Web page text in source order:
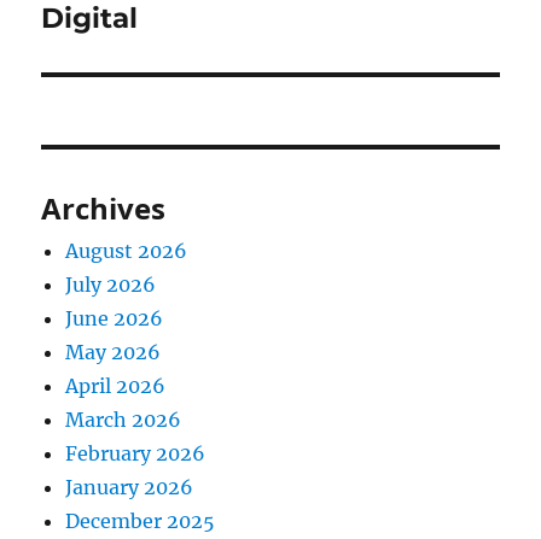
Digital
Archives
August 2026
July 2026
June 2026
May 2026
April 2026
March 2026
February 2026
January 2026
December 2025